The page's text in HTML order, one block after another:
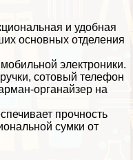
и удобная
основных отделения
электроники.
сотовый телефон
органайзер на
прочность
сумки от